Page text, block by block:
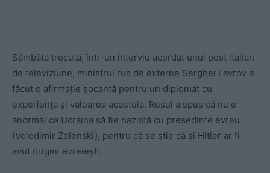
Sâmbăta trecută, într-un interviu acordat unui post italian
de televiziune, ministrul rus de externe Serghei Lavrov a
făcut o afirmație șocantă pentru un diplomat cu
experiența și valoarea acestuia. Rusul a spus că nu e
anormal ca Ucraina să fie nazistă cu președinte evreu
(Volodimir Zelenski), pentru că se știe că și Hitler ar fi
avut origini evreiești.